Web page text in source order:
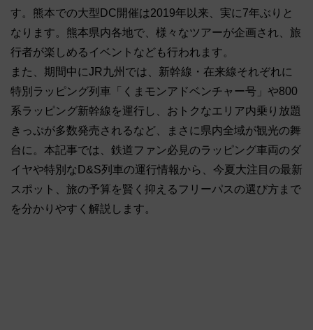
す。熊本での大型DC開催は2019年以来、実に7年ぶりと
なります。熊本県内各地で、様々なツアーが企画され、旅
行者が楽しめるイベントなども行われます。
また、期間中にJR九州では、新幹線・在来線それぞれに
特別ラッピング列車「くまモンアドベンチャー号」や800
系ラッピング新幹線を運行し、おトクなエリア内乗り放題
きっぷが多数発売されるなど、まさに県内全域が観光の舞
台に。本記事では、鉄道ファン必見のラッピング車両のダ
イヤや特別なD&S列車の運行情報から、今夏大注目の最新
スポット、旅の予算を賢く抑えるフリーパスの選び方まで
を分かりやすく解説します。